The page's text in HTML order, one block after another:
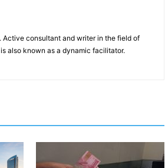
consultant and writer in the field of
also known as a dynamic facilitator.